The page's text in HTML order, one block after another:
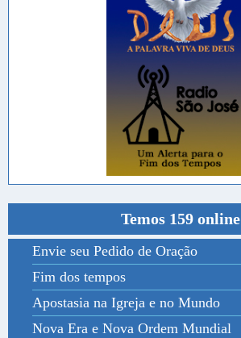
Temos 159 online
Envie seu Pedido de Oração
Fim dos tempos
Apostasia na Igreja e no Mundo
Nova Era e Nova Ordem Mundial